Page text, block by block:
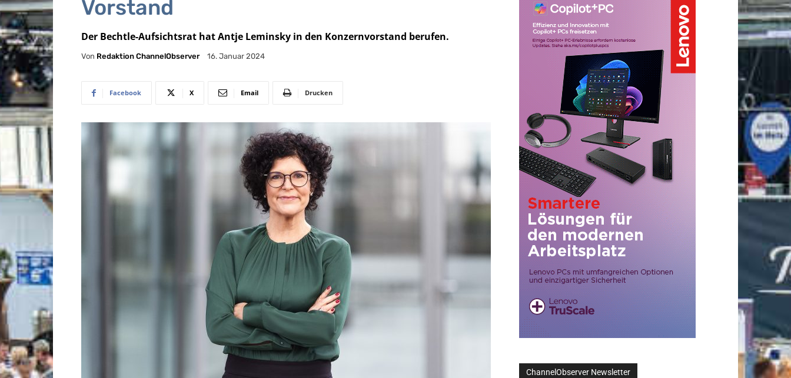
Vorstand
Der Bechtle-Aufsichtsrat hat Antje Leminsky in den Konzernvorstand berufen.
Von Redaktion ChannelObserver 16. Januar 2024
Facebook X Email Drucken
ChannelObserver Newsletter